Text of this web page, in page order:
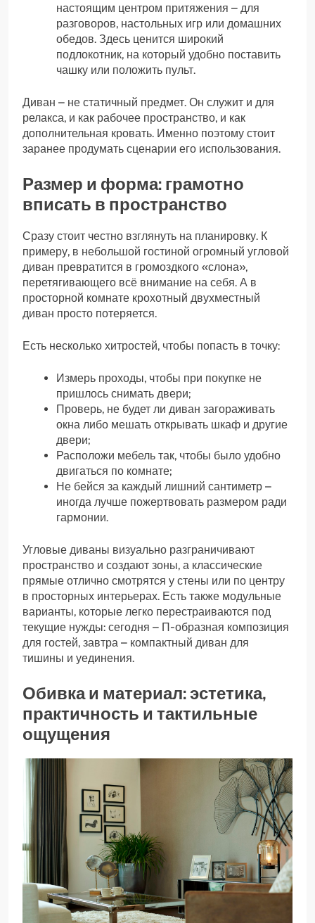
настоящим центром притяжения – для
разговоров, настольных игр или домашних
обедов. Здесь ценится широкий
подлокотник, на который удобно поставить
чашку или положить пульт.
Диван – не статичный предмет. Он служит и для
релакса, и как рабочее пространство, и как
дополнительная кровать. Именно поэтому стоит
заранее продумать сценарии его использования.
Размер и форма: грамотно
вписать в пространство
Сразу стоит честно взглянуть на планировку. К
примеру, в небольшой гостиной огромный угловой
диван превратится в громоздкого «слона»,
перетягивающего всё внимание на себя. А в
просторной комнате крохотный двухместный
диван просто потеряется.
Есть несколько хитростей, чтобы попасть в точку:
Измерь проходы, чтобы при покупке не
пришлось снимать двери;
Проверь, не будет ли диван загораживать
окна либо мешать открывать шкаф и другие
двери;
Расположи мебель так, чтобы было удобно
двигаться по комнате;
Не бейся за каждый лишний сантиметр –
иногда лучше пожертвовать размером ради
гармонии.
Угловые диваны визуально разграничивают
пространство и создают зоны, а классические
прямые отлично смотрятся у стены или по центру
в просторных интерьерах. Есть также модульные
варианты, которые легко перестраиваются под
текущие нужды: сегодня – П-образная композиция
для гостей, завтра – компактный диван для
тишины и уединения.
Обивка и материал: эстетика,
практичность и тактильные
ощущения